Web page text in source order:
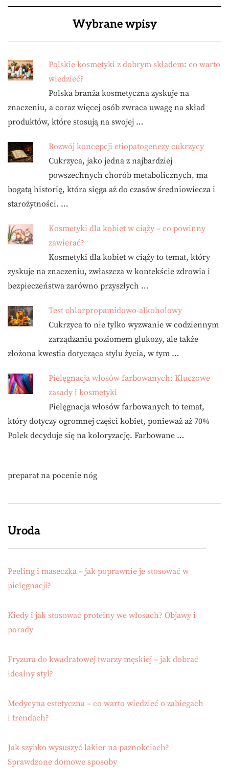
Wybrane wpisy
Polskie kosmetyki z dobrym składem: co warto
wiedzieć?
Polska branża kosmetyczna zyskuje na
znaczeniu, a coraz więcej osób zwraca uwagę na skład
produktów, które stosują na swojej …
Rozwój koncepcji etiopatogenezy cukrzycy
Cukrzyca, jako jedna z najbardziej
powszechnych chorób metabolicznych, ma
bogatą historię, która sięga aż do czasów średniowiecza i
starożytności. …
Kosmetyki dla kobiet w ciąży – co powinny
zawierać?
Kosmetyki dla kobiet w ciąży to temat, który
zyskuje na znaczeniu, zwłaszcza w kontekście zdrowia i
bezpieczeństwa zarówno przyszłych …
Test chlorpropamidowo-alkoholowy
Cukrzyca to nie tylko wyzwanie w codziennym
zarządzaniu poziomem glukozy, ale także
złożona kwestia dotycząca stylu życia, w tym …
Pielęgnacja włosów farbowanych: Kluczowe
zasady i kosmetyki
Pielęgnacja włosów farbowanych to temat,
który dotyczy ogromnej części kobiet, ponieważ aż 70%
Polek decyduje się na koloryzację. Farbowane …
preparat na pocenie nóg
Uroda
Peeling i maseczka – jak poprawnie je stosować w
pielęgnacji?
Kiedy i jak stosować proteiny we włosach? Objawy i
porady
Fryzura do kwadratowej twarzy męskiej – jak dobrać
idealny styl?
Medycyna estetyczna – co warto wiedzieć o zabiegach
i trendach?
Jak szybko wysuszyć lakier na paznokciach?
Sprawdzone domowe sposoby